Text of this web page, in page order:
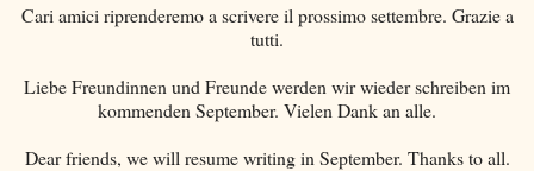
Cari amici riprenderemo a scrivere il prossimo settembre. Grazie a
tutti.
Liebe Freundinnen und Freunde werden wir wieder schreiben im
kommenden September. Vielen Dank an alle.
Dear friends, we will resume writing in September. Thanks to all.